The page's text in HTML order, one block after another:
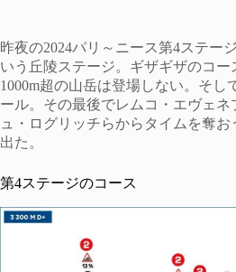
昨夜の2024パリ～ニース第4ステー
いう丘陵ステージ。ギザギザのコー
1000m超の山岳は登場しない。そし
ール。その最後でレムコ・エヴェネ
ュ・ログリッチらからタイムを奪お
出た。
第4ステージのコース